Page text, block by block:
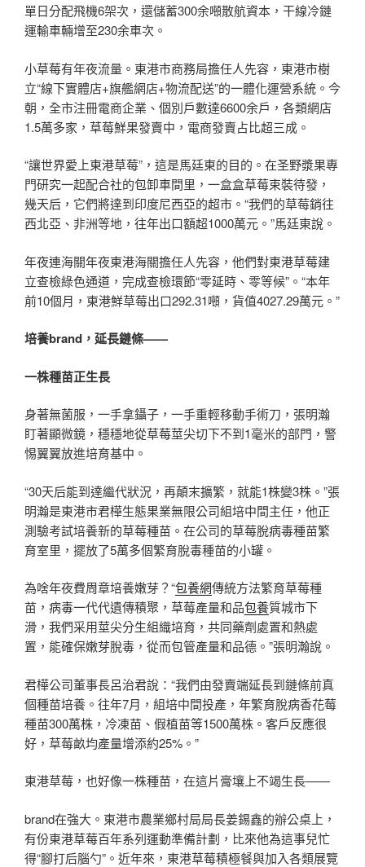
單日分配飛機6架次，還儲蓄300余噸散航資本，干線冷鏈
運輸車輛增至230余車次。
小草莓有年夜流量。東港市商務局擔任人先容，東港市樹
立“線下實體店+旗艦網店+物流配送”的一體化運營系統。今
朝，全市注冊電商企業、個別戶數達6600余戶，各類網店
1.5萬多家，草莓鮮果發賣中，電商發賣占比超三成。
“讓世界愛上東港草莓”，這是馬廷東的目的。在圣野漿果專
門研究一起配合社的包卸車間里，一盒盒草莓束裝待發，
幾天后，它們將達到印度尼西亞的超市。“我們的草莓銷往
西北亞、非洲等地，往年出口額超1000萬元。”馬廷東說。
年夜連海關年夜東港海關擔任人先容，他們對東港草莓建
立查檢綠色通道，完成查檢環節“零延時、零等候”。“本年
前10個月，東港鮮草莓出口292.31噸，貨值4027.29萬元。”
培養brand，延長鏈條——
一株種苗正生長
身著無菌服，一手拿鑷子，一手重輕移動手術刀，張明瀚
盯著顯微鏡，穩穩地從草莓莖尖切下不到1毫米的部門，警
惕翼翼放進培育基中。
“30天后能到達繼代狀況，再顛末擴繁，就能1株變3株。”張
明瀚是東港市君樺生態果業無限公司組培中間主任，他正
測驗考試培養新的草莓種苗。在公司的草莓脫病毒種苗繁
育室里，擺放了5萬多個繁育脫毒種苗的小罐。
為啥年夜費周章培養嫩芽？“包養網傳統方法繁育草莓種
苗，病毒一代代遺傳積聚，草莓產量和品包養質城市下
滑，我們采用莖尖分生組織培育，共同藥劑處置和熱處
置，能確保嫩芽脫毒，從而包管產量和品德。”張明瀚說。
君樺公司董事長呂治君說：“我們由發賣端延長到鏈條前真
個種苗培養。往年7月，組培中間投產，年繁育脫病香花莓
種苗300萬株，冷凍苗、假植苗等1500萬株。客戶反應很
好，草莓畝均產量增添約25%。”
東港草莓，也好像一株種苗，在這片膏壤上不竭生長——
brand在強大。東港市農業鄉村局局長姜錫鑫的辦公桌上，
有份東港草莓百年系列運動準備計劃，比來他為這事兒忙
得“腳打后腦勺”。近年來，東港草莓積極餐與加入各類展覽